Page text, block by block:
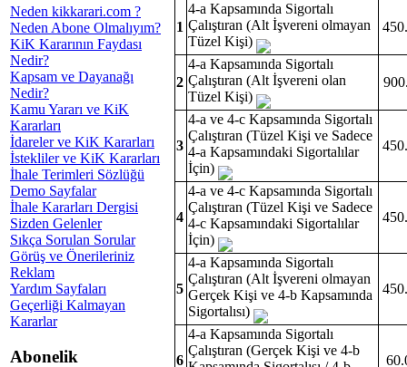
Neden kikkarari.com ?
Neden Abone Olmalıyım?
KiK Kararının Faydası
Nedir?
Kapsam ve Dayanağı
Nedir?
Kamu Yararı ve KiK
Kararları
İdareler ve KiK Kararları
İstekliler ve KiK Kararları
İhale Terimleri Sözlüğü
Demo Sayfalar
İhale Kararları Dergisi
Sizden Gelenler
Sıkça Sorulan Sorular
Görüş ve Önerileriniz
Reklam
Yardım Sayfaları
Geçerliği Kalmayan
Kararlar
Abonelik
1
4-a Kapsamında Sigortalı
Çalıştıran (Alt İşvereni olmayan
Tüzel Kişi)
2
4-a Kapsamında Sigortalı
Çalıştıran (Alt İşvereni olan
Tüzel Kişi)
3
4-a ve 4-c Kapsamında Sigortalı
Çalıştıran (Tüzel Kişi ve Sadece
4-a Kapsamındaki Sigortalılar
İçin)
4
4-a ve 4-c Kapsamında Sigortalı
Çalıştıran (Tüzel Kişi ve Sadece
4-c Kapsamındaki Sigortalılar
İçin)
5
4-a Kapsamında Sigortalı
Çalıştıran (Alt İşvereni olmayan
Gerçek Kişi ve 4-b Kapsamında
Sigortalısı)
6
4-a Kapsamında Sigortalı
Çalıştıran (Gerçek Kişi ve 4-b